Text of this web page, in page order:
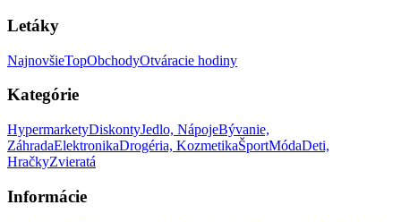
Letáky
NajnovšieTopObchodyOtváracie hodiny
Kategórie
HypermarketyDiskontyJedlo, NápojeBývanie,
ZáhradaElektronikaDrogéria, KozmetikaŠportMódaDeti,
HračkyZvieratá
Informácie